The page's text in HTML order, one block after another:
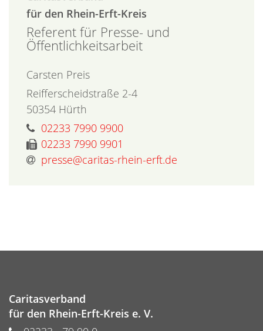
für den Rhein-Erft-Kreis
Referent für Presse- und
Öffentlichkeitsarbeit
Carsten Preis
Reifferscheidstraße 2-4
50354 Hürth
02233 7990 9900
02233 7990 9901
presse@caritas-rhein-erft.de
Caritasverband
für den Rhein-Erft-Kreis e. V.